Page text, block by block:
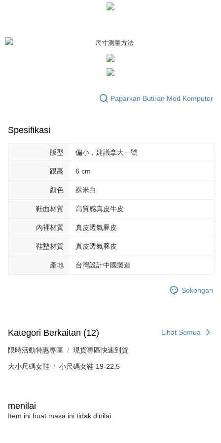
peribadi yang disenaraikan seperti di atas akan dikumpul dan digunakan
Paparkan Butiran Mod Komputer
Spesifikasi
版型 偏小，建議拿大一號
跟高 6 cm
顏色 裸米白
鞋面材質 高質感真皮牛皮
內裡材質 真皮透氣豚皮
鞋墊材質 真皮透氣豚皮
產地 台灣設計中國製造
Sokongan
Kategori Berkaitan (12) Lihat Semua
限時活動特惠專區 現貨專區快速到貨
大小尺碼女鞋 小尺碼女鞋 19-22.5
menilai
Item ini buat masa ini tidak dinilai